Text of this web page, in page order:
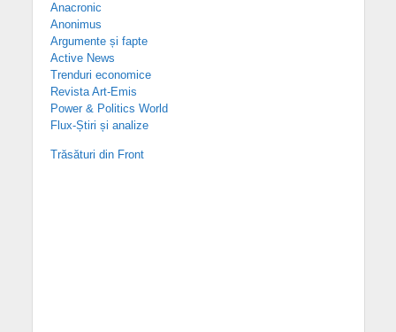
Anacronic
Anonimus
Argumente și fapte
Active News
Trenduri economice
Revista Art-Emis
Power & Politics World
Flux-Știri și analize
Trăsături din Front